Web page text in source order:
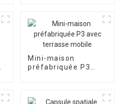
Mini-maison
préfabriquée P3